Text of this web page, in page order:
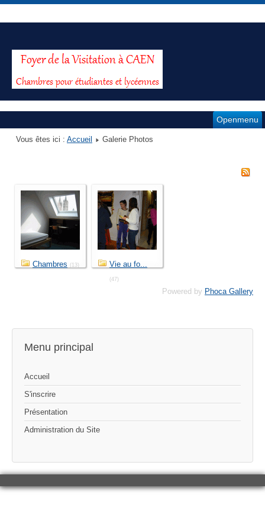
Openmenu
Vous êtes ici : Accueil Galerie Photos
Chambres (13) Vie au fo...
(47)
Powered by Phoca Gallery
Menu principal
Accueil
S'inscrire
Présentation
Administration du Site